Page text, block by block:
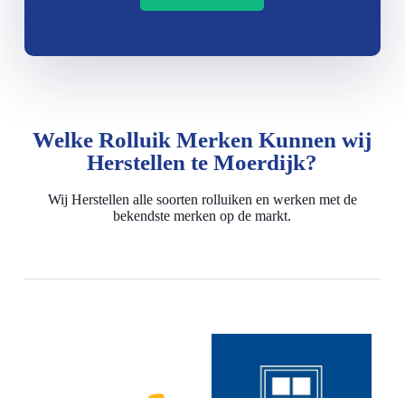
Welke Rolluik Merken Kunnen wij
Herstellen te Moerdijk?
Wij Herstellen alle soorten rolluiken en werken met de
bekendste merken op de markt.